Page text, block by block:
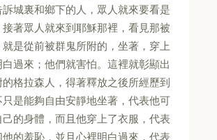
城裏和鄉下的人，眾人就來要看是
著眾人就來到耶穌那裡，看見那被
就是從前被群鬼所附的，坐著，穿上
過來；他們就害怕。這裡就彰顯出
格拉森人，得著釋放之後所經歷到
是能夠自由安靜地坐著，代表他可
的身體，而且他穿上了衣服，代表
的羞恥，並且心裡明白過來，代表